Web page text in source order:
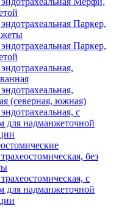
Паркер,
Паркер,
(северная, южная)
с
для надманжеточной
без
с
для надманжеточной